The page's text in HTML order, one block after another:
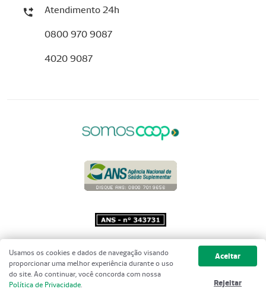
Atendimento 24h
0800 970 9087
4020 9087
Copyright 2001 - 2026 Unimed do
Brasil - Todos os direitos reservados
Usamos os cookies e dados de navegação visando
proporcionar uma melhor experiência durante o uso
do site. Ao continuar, você concorda com nossa
Política de Privacidade.
Aceitar
Rejeitar